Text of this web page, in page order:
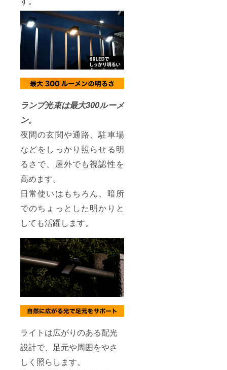
ランプ光束は最大300ルーメ
ン。
夜間の玄関や通路、駐車場
などをしっかり照らせる明
るさで、屋外でも視認性を
高めます。
日常使いはもちろん、暗所
でのちょっとした明かりと
しても活躍します。
ライトは広がりのある配光
設計で、足元や周囲をやさ
しく照らします。